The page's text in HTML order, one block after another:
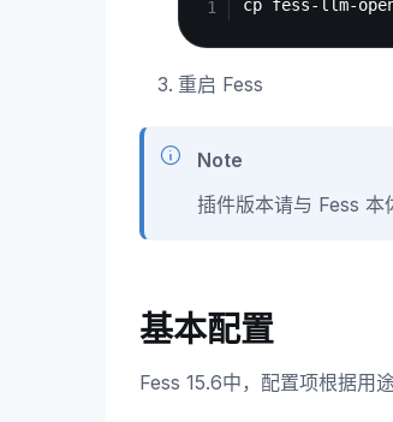
重启 Fess
Note
插件版本请与 Fess 本
基本配置
Fess 15.6中，配置项根据用